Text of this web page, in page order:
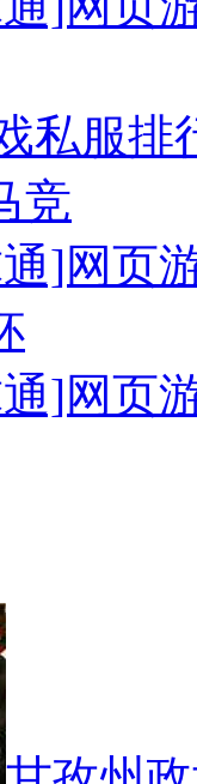
私服排
竞
]网页
]网页